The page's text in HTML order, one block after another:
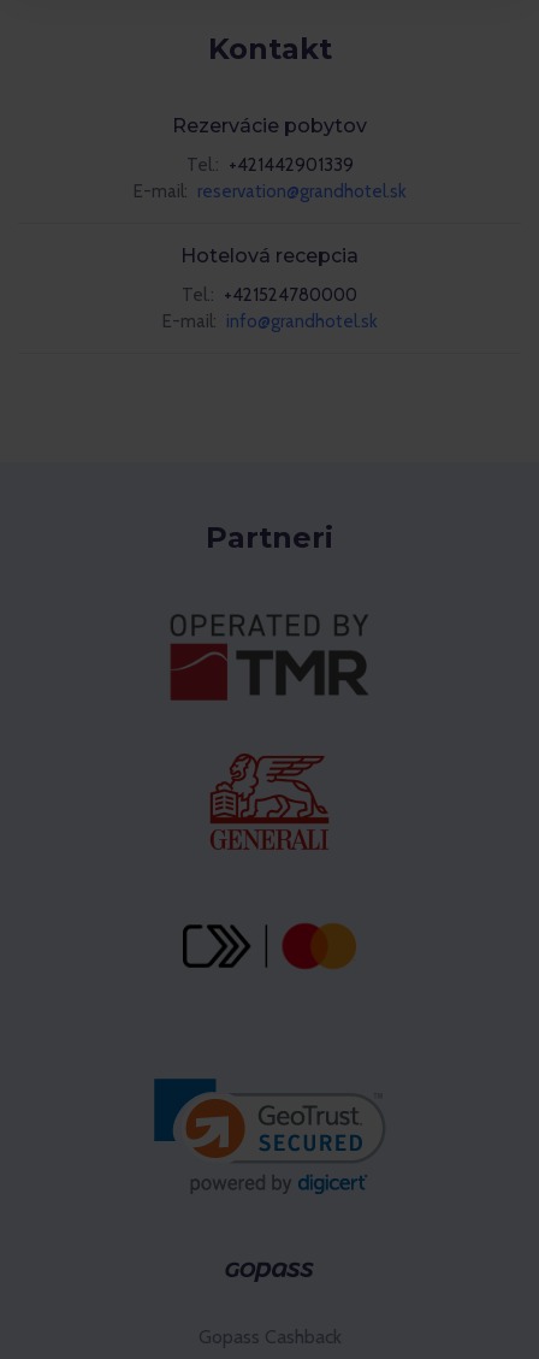
Kontakt
Rezervácie pobytov
Tel.: +421442901339
E-mail: reservation@grandhotel.sk
Hotelová recepcia
Tel.: +421524780000
E-mail: info@grandhotel.sk
Partneri
Gopass Cashback